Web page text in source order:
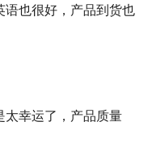
语也很好，产品到货也
太幸运了，产品质量